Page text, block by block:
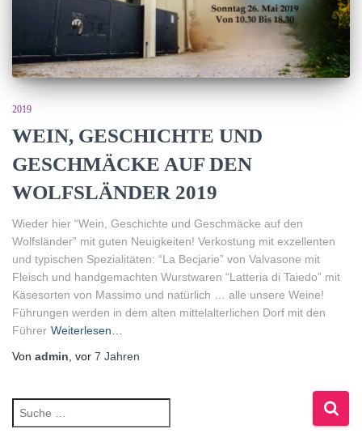
2019
WEIN, GESCHICHTE UND
GESCHMÄCKE AUF DEN
WOLFSLÄNDER 2019
Wieder hier “Wein, Geschichte und Geschmäcke auf den
Wolfsländer” mit guten Neuigkeiten! Verkostung mit exzellenten
und typischen Spezialitäten: “La Becjarie” von Valvasone mit
Fleisch und handgemachten Wurstwaren “Latteria di Taiedo” mit
Käsesorten von Massimo und natürlich … alle unsere Weine!
Führungen werden in dem alten mittelalterlichen Dorf mit den
Führer Weiterlesen…
Von admin, vor 7 Jahren